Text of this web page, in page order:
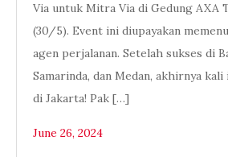
Via untuk Mitra Via di Gedung AXA
(30/5). Event ini diupayakan
agen perjalanan. Setelah sukses di
Samarinda, dan Medan, akhirnya
di Jakarta! Pak […]
June 26, 2024